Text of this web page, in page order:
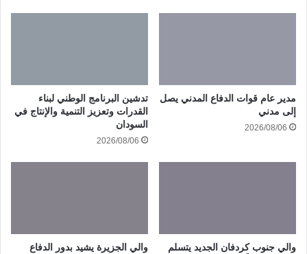
مدير عام قوات الدفاع المدني يصل
إلى مدني
2026/08/06
تدشين البرنامج الوطني لبناء
القدرات وتعزيز التنمية والإنتاج في
السودان
2026/08/06
والي جنوب كردفان الجديد يتسلم
والي الجزيرة يشيد بدور الدفاع